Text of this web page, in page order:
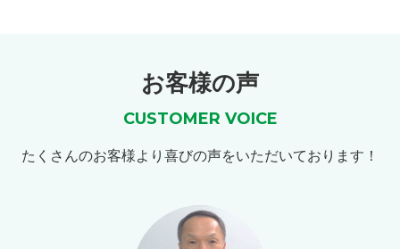
お客様の声
CUSTOMER VOICE
たくさんのお客様より喜びの声をいただいております！